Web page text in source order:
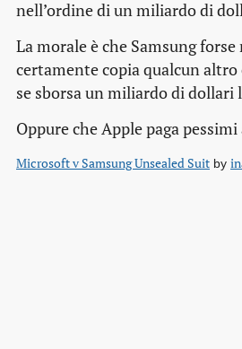
nell’ordine di un miliardo di
La morale è che Samsung
certamente copia qualcun altro
se sborsa un miliardo di dollari
Oppure che Apple paga
Microsoft v Samsung Unsealed Suit by